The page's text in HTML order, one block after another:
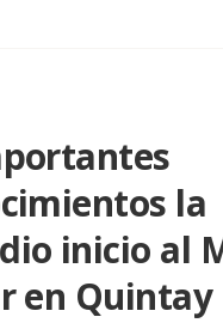
la
inicio al
en Quintay